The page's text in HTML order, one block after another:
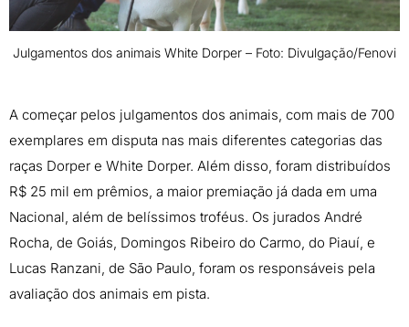
Julgamentos dos animais White Dorper – Foto: Divulgação/Fenovi
A começar pelos julgamentos dos animais, com mais de 700
exemplares em disputa nas mais diferentes categorias das
raças Dorper e White Dorper. Além disso, foram distribuídos
R$ 25 mil em prêmios, a maior premiação já dada em uma
Nacional, além de belíssimos troféus. Os jurados André
Rocha, de Goiás, Domingos Ribeiro do Carmo, do Piauí, e
Lucas Ranzani, de São Paulo, foram os responsáveis pela
avaliação dos animais em pista.